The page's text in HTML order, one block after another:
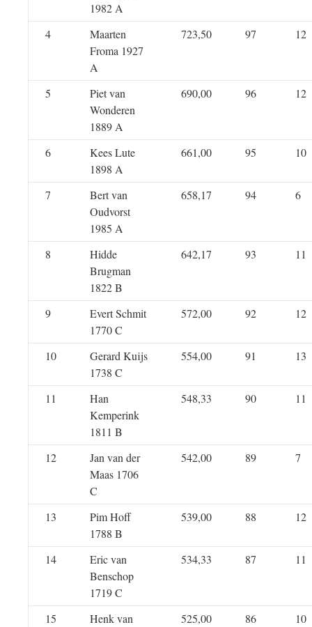
1982 A
4
Maarten
Froma 1927
A
723,50 97 12
5
Piet van
Wonderen
1889 A
690,00 96 12
6
Kees Lute
1898 A
661,00 95 10
7
Bert van
Oudvorst
1985 A
658,17 94 6
8
Hidde
Brugman
1822 B
642,17 93 11
9
Evert Schmit
1770 C
572,00 92 12
10
Gerard Kuijs
1738 C
554,00 91 13
11
Han
Kemperink
1811 B
548,33 90 11
12
Jan van der
Maas 1706
C
542,00 89 7
13
Pim Hoff
1788 B
539,00 88 12
14
Eric van
Benschop
1719 C
534,33 87 11
15
Henk van
525,00 86 10